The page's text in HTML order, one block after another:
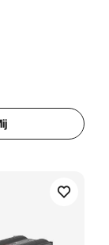
l/u,
tpm,
8 m,
voor